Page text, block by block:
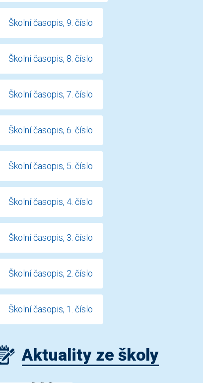
Školní časopis, 9. číslo
Školní časopis, 8. číslo
Školní časopis, 7. číslo
Školní časopis, 6. číslo
Školní časopis, 5. číslo
Školní časopis, 4. číslo
Školní časopis, 3. číslo
Školní časopis, 2. číslo
Školní časopis, 1. číslo
Aktuality ze školy